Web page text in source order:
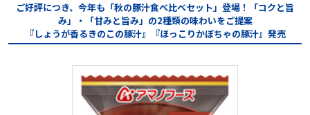
ご好評につき、今年も「秋の豚汁食べ比べセット」登場！
「コクと旨
み」・「甘みと旨み」の2種類の味わいをご提案
『しょうが香るきのこの豚汁』『ほっこりかぼちゃの豚汁』発売